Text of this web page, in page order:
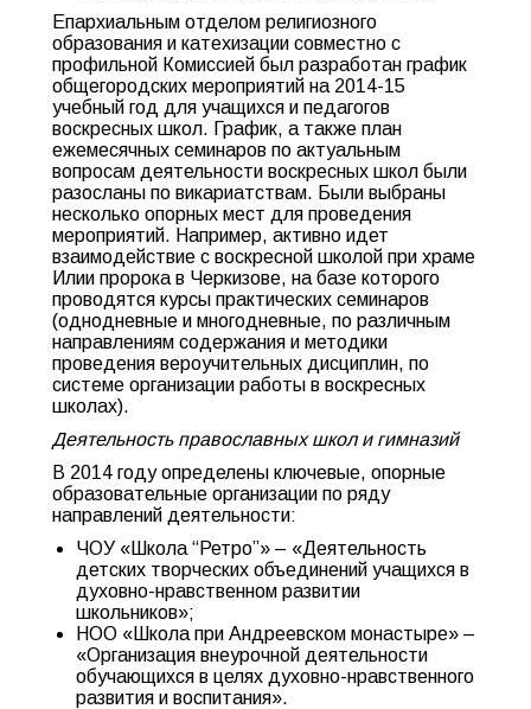
Епархиальным отделом религиозного
образования и катехизации совместно с
профильной Комиссией был разработан график
общегородских мероприятий на 2014-15
учебный год для учащихся и педагогов
воскресных школ. График, а также план
ежемесячных семинаров по актуальным
вопросам деятельности воскресных школ были
разосланы по викариатствам. Были выбраны
несколько опорных мест для проведения
мероприятий. Например, активно идет
взаимодействие с воскресной школой при храме
Илии пророка в Черкизове, на базе которого
проводятся курсы практических семинаров
(однодневные и многодневные, по различным
направлениям содержания и методики
проведения вероучительных дисциплин, по
системе организации работы в воскресных
школах).
Деятельность православных школ и гимназий
В 2014 году определены ключевые, опорные
образовательные организации по ряду
направлений деятельности:
ЧОУ «Школа “Ретро”» – «Деятельность
детских творческих объединений учащихся в
духовно-нравственном развитии
школьников»;
НОО «Школа при Андреевском монастыре» –
«Организация внеурочной деятельности
обучающихся в целях духовно-нравственного
развития и воспитания».